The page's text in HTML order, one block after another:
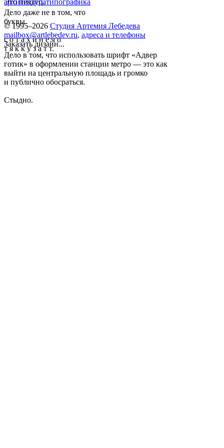
Это пиздец.
Дело даже не в том, что
буквы
с о т а х й н е ч о
т я к к у з а т т.
Дело в том, что использовать шрифт «Адвер
готик» в оформлении станции метро — это как
выйти на центральную площадь и громко
и публично обосраться.
Стыдно.
архитектуратипографика
© 1995–2026 Студия Артемия Лебедева
mailbox@artlebedev.ru, адреса и телефоны
Заказать дизайн...